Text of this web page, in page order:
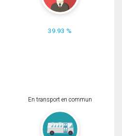
39.93 %
En transport en commun